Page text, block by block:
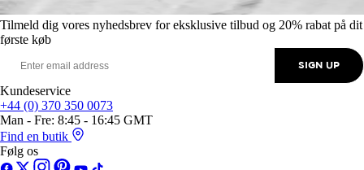
Tilmeld dig vores nyhedsbrev for eksklusive tilbud og 20% rabat på dit
første køb
SIGN UP
Kundeservice
+44 (0) 370 350 0073
Man - Fre: 8:45 - 16:45 GMT
Find en butik
Følg os